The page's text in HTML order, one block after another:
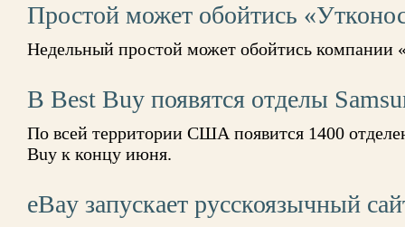
Простой может обойтись
Недельный простой может обойтись компании
В Best Buy появятся отделы
По всей территории США появится 1400
Buy к концу июня.
eBay запускает русскоязычный